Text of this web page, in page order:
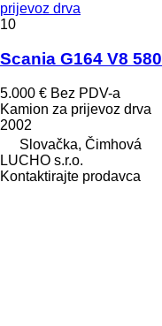
prijevoz drva
10
Scania G164 V8 580
5.000 € Bez PDV-a
Kamion za prijevoz drva
2002
Slovačka, Čimhová
LUCHO s.r.o.
Kontaktirajte prodavca